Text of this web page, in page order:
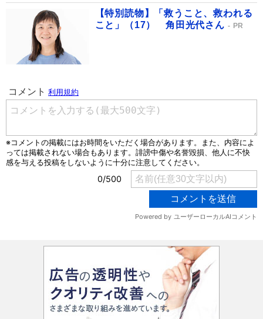
【特別読物】「救うこと、救われる
こと」（17） 角田光代さん
PR